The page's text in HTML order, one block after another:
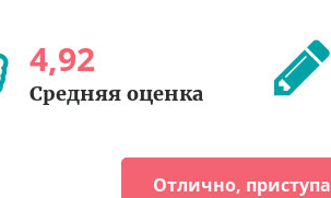
4,92
Средняя оценка
Отлично,